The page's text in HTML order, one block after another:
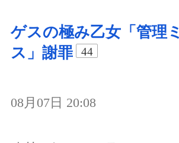
ゲスの極み乙女「管理ミ
ス」謝罪
44
08月07日 20:08